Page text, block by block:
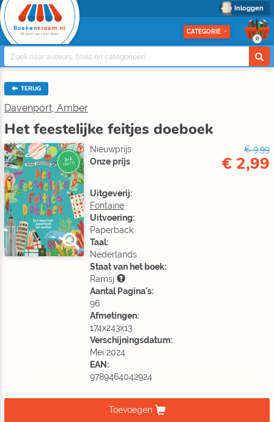
Inloggen
Boeken kraam.nl
Stapel op voordeel CATEGORIE
0
TERUG
Davenport, Amber
Het feestelijke feitjes doeboek
2+1
GRATIS
Nieuwprijs
€ 9,99
Onze prijs
€ 2,99
Uitgeverij:
Fontaine
Uitvoering:
Paperback
Taal:
Nederlands
Staat van het boek:
Ramsj
Aantal Pagina's:
96
Afmetingen:
174x243x13
Verschijningsdatum:
Mei 2024
EAN:
9789464042924
Toevoegen